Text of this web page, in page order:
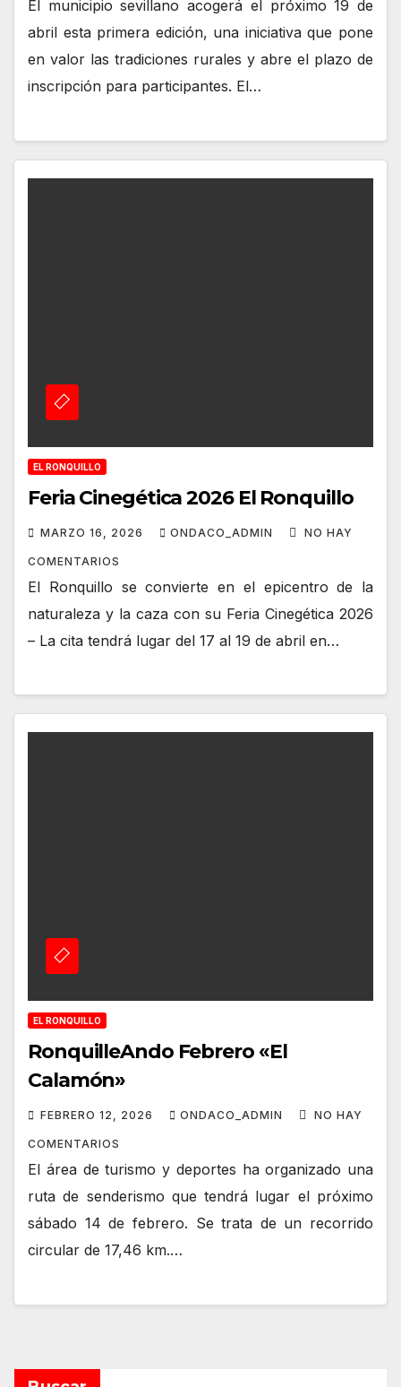
El municipio sevillano acogerá el próximo 19 de
abril esta primera edición, una iniciativa que pone
en valor las tradiciones rurales y abre el plazo de
inscripción para participantes. El…
EL RONQUILLO
Feria Cinegética 2026 El Ronquillo
MARZO 16, 2026 ONDACO_ADMIN NO HAY
COMENTARIOS
El Ronquillo se convierte en el epicentro de la
naturaleza y la caza con su Feria Cinegética 2026
– La cita tendrá lugar del 17 al 19 de abril en…
EL RONQUILLO
RonquilleAndo Febrero «El
Calamón»
FEBRERO 12, 2026 ONDACO_ADMIN NO HAY
COMENTARIOS
El área de turismo y deportes ha organizado una
ruta de senderismo que tendrá lugar el próximo
sábado 14 de febrero. Se trata de un recorrido
circular de 17,46 km.…